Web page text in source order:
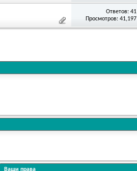
Ответов: 41
Просмотров: 41,197
Ваши права